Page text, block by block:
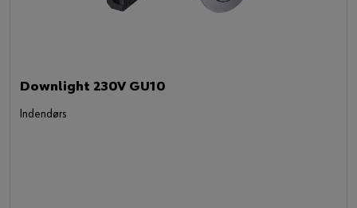
Downlight 230V GU10
Indendørs